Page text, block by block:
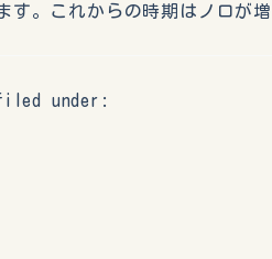
す。これからの時期はノロが
under: